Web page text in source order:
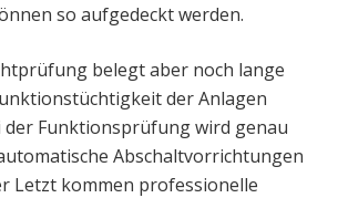
so aufgedeckt werden.
belegt aber noch lange
der Anlagen
der Funktionsprüfung wird genau
Abschaltvorrichtungen
Letzt kommen professionelle